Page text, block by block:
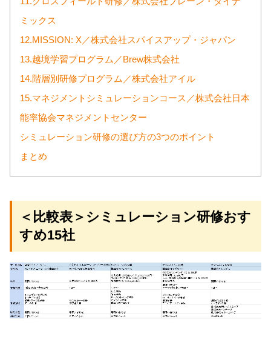
ミックス
12.MISSION: X／株式会社スパイスアップ・ジャパン
13.越境学習プログラム／Brew株式会社
14.階層別研修プログラム／株式会社アイル
15.マネジメントシミュレーションコース／株式会社日本
能率協会マネジメントセンター
シミュレーション研修の選び方の3つのポイント
まとめ
＜比較表＞シミュレーション研修おす
すめ15社